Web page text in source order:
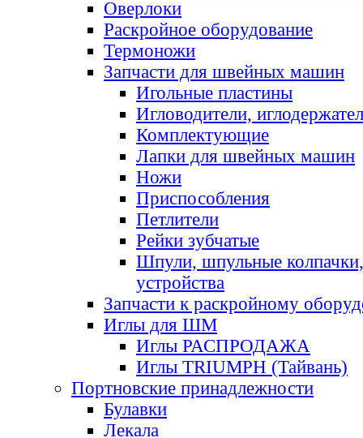
Оверлоки
Раскройное оборудование
Термоножи
Запчасти для швейных машин
Игольные пластины
Игловодители,
Комплектующие
Лапки для швейных машин
Ножи
Приспособления
Петлители
Рейки зубчатые
Шпули, шпульные
устройства
Запчасти к раскройному
Иглы для ШМ
Иглы РАСПРОДАЖА
Иглы TRIUMPH (Тайвань)
Портновские принадлежности
Булавки
Лекала